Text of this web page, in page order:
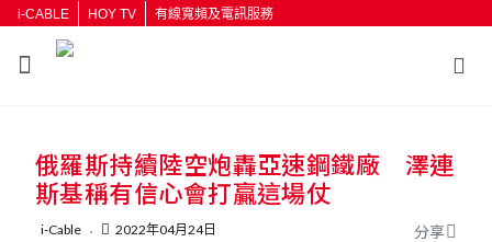
i-CABLE HOY TV 有線寬頻及電訊服務
按輸入鍵開始搜尋
俄羅斯持續陸空炮轟亞速鋼鐵廠 澤連
斯基稱有信心會打贏這場仗
i-Cable 2022年04月24日 分享